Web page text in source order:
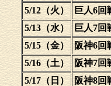
5/12（火） 巨人6回
5/13（水） 巨人7回
5/15（金） 阪神6回
5/16（土） 阪神7回
5/17（日） 阪神8回